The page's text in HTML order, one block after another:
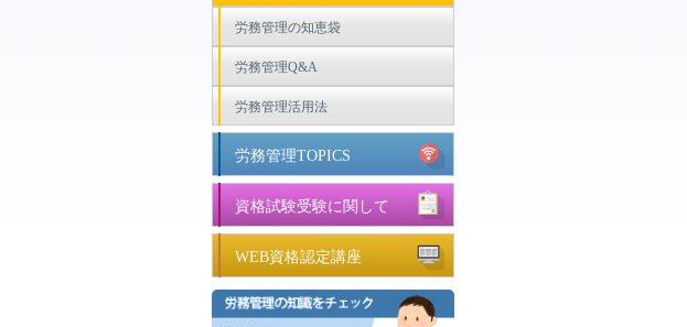
労務管理の知恵袋
労務管理Q&A
労務管理活用法
労務管理TOPICS
資格試験受験に関して
WEB資格認定講座